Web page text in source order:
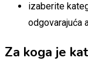
izaberite
odgovarajuća
Za koga je